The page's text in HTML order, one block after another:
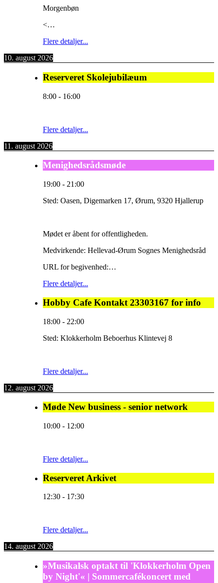
Morgenbøn
<…
Flere detaljer...
10. august 2026
Reserveret Skolejubilæum
8:00 - 16:00
Flere detaljer...
11. august 2026
Menighedsrådsmøde
19:00 - 21:00
Sted: Oasen, Digemarken 17, Ørum, 9320 Hjallerup
Mødet er åbent for offentligheden.
Medvirkende: Hellevad-Ørum Sognes Menighedsråd
URL for begivenhed:…
Flere detaljer...
Hobby Cafe Kontakt 23303167 for info
18:00 - 22:00
Sted: Klokkerholm Beboerhus Klintevej 8
Flere detaljer...
12. august 2026
Møde New business - senior network
10:00 - 12:00
Flere detaljer...
Reserveret Arkivet
12:30 - 17:30
Flere detaljer...
14. august 2026
»Musikalsk optakt til 'Klokkerholm Open
by Night'« | Sommercafékoncert med